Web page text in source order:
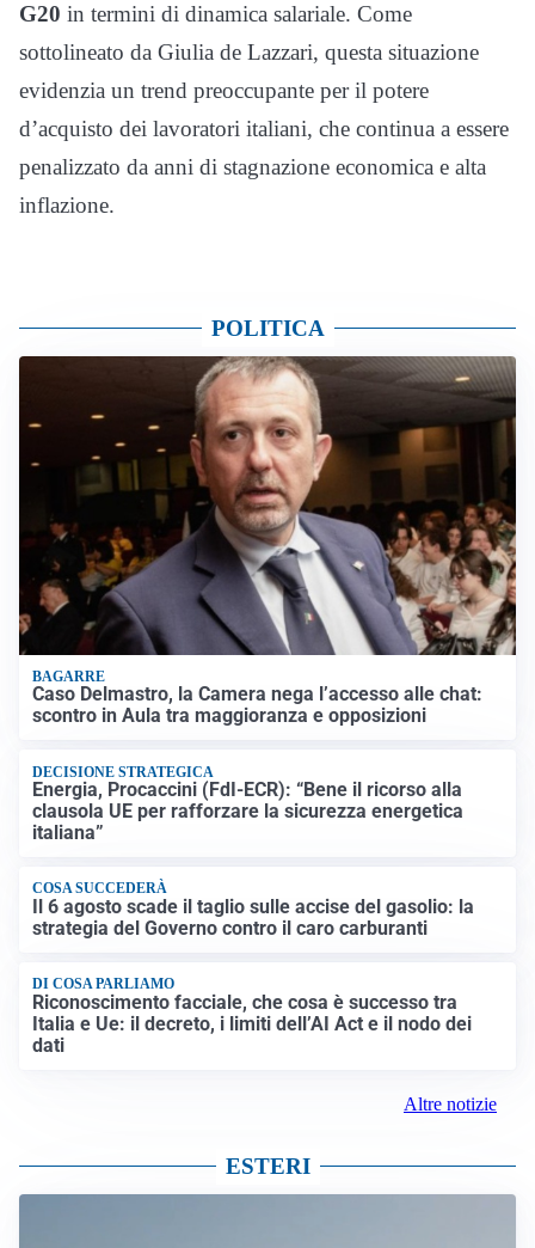
G20 in termini di dinamica salariale. Come
sottolineato da Giulia de Lazzari, questa situazione
evidenzia un trend preoccupante per il potere
d’acquisto dei lavoratori italiani, che continua a essere
penalizzato da anni di stagnazione economica e alta
inflazione.
POLITICA
BAGARRE
Caso Delmastro, la Camera nega l’accesso alle chat:
scontro in Aula tra maggioranza e opposizioni
DECISIONE STRATEGICA
Energia, Procaccini (FdI-ECR): “Bene il ricorso alla
clausola UE per rafforzare la sicurezza energetica
italiana”
COSA SUCCEDERÀ
Il 6 agosto scade il taglio sulle accise del gasolio: la
strategia del Governo contro il caro carburanti
DI COSA PARLIAMO
Riconoscimento facciale, che cosa è successo tra
Italia e Ue: il decreto, i limiti dell’AI Act e il nodo dei
dati
Altre notizie
ESTERI